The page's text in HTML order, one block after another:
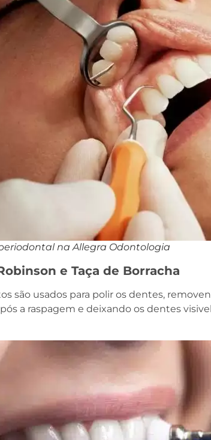
na Allegra Odontologia
e Taça de Borracha
são usados para polir os dentes,
a raspagem e deixando os dentes